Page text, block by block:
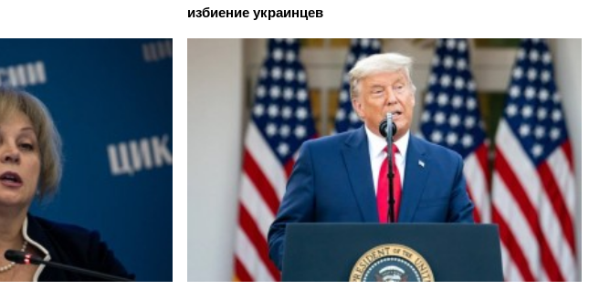
избиение украинцев